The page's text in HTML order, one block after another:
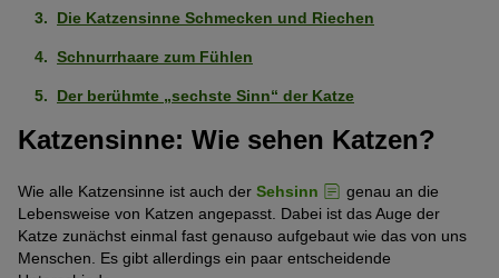
Die Katzensinne Schmecken und Riechen
Schnurrhaare zum Fühlen
Der berühmte „sechste Sinn“ der Katze
Katzensinne: Wie sehen Katzen?
Wie alle Katzensinne ist auch der Sehsinn
genau an die
Lebensweise von Katzen angepasst. Dabei ist das Auge der
Katze zunächst einmal fast genauso aufgebaut wie das von uns
Menschen. Es gibt allerdings ein paar entscheidende